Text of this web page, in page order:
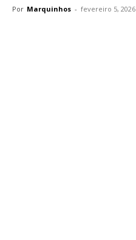
Por Marquinhos - fevereiro 5, 2026